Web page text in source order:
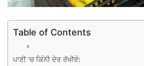
Table of Contents
ਪਾਣੀ ’ਚ ਕਿੰਨੀ ਦੇਰ ਰੱਖੀਏ: